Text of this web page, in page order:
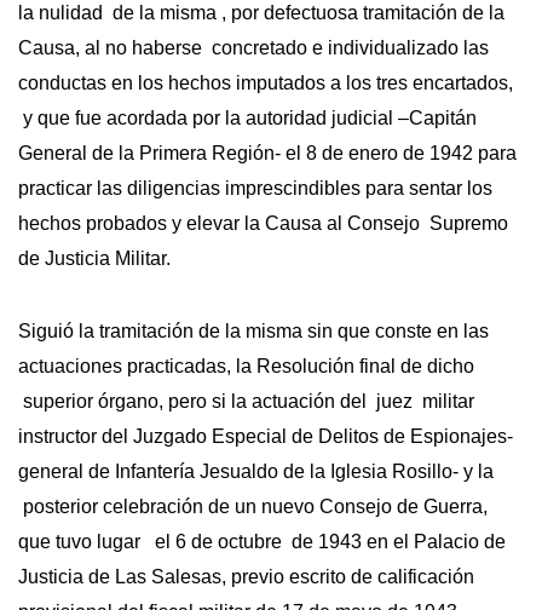
la nulidad de la misma , por defectuosa tramitación de la
Causa, al no haberse concretado e individualizado las
conductas en los hechos imputados a los tres encartados,
y que fue acordada por la autoridad judicial –Capitán
General de la Primera Región- el 8 de enero de 1942 para
practicar las diligencias imprescindibles para sentar los
hechos probados y elevar la Causa al Consejo Supremo
de Justicia Militar.
Siguió la tramitación de la misma sin que conste en las
actuaciones practicadas, la Resolución final de dicho
superior órgano, pero si la actuación del juez militar
instructor del Juzgado Especial de Delitos de Espionajes-
general de Infantería Jesualdo de la Iglesia Rosillo- y la
posterior celebración de un nuevo Consejo de Guerra,
que tuvo lugar el 6 de octubre de 1943 en el Palacio de
Justicia de Las Salesas, previo escrito de calificación